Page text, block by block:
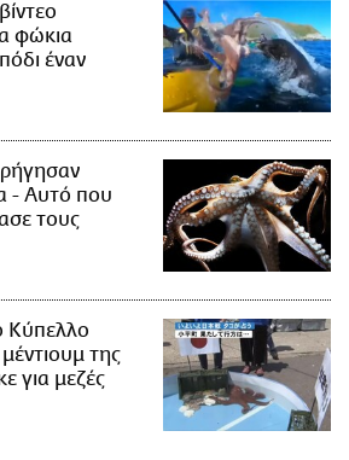
φώκια
έναν
- Αυτό που
τους
Κύπελλο
της
για μεζές